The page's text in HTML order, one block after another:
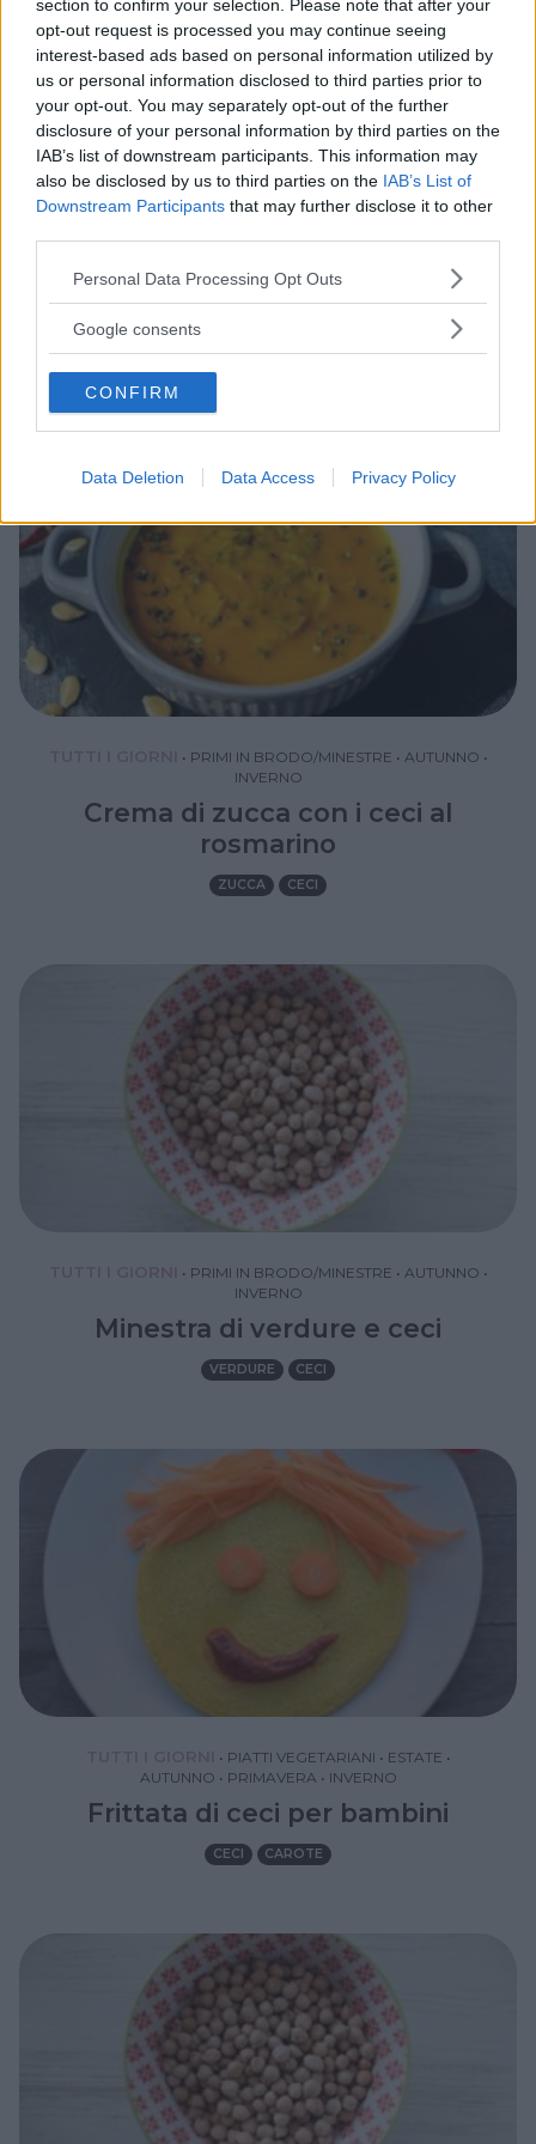
section to confirm your selection. Please note that after your
opt-out request is processed you may continue seeing
interest-based ads based on personal information utilized by
us or personal information disclosed to third parties prior to
your opt-out. You may separately opt-out of the further
disclosure of your personal information by third parties on the
IAB’s list of downstream participants. This information may
also be disclosed by us to third parties on the IAB’s List of
Downstream Participants that may further disclose it to other
Please note that this website/app uses one or more Google
not limited to your visit or usage behaviour. You may click to
use your data for below specified purposes in below Google
consent section.
Personal Data Processing Opt Outs
Google consents
CONFIRM
Data Deletion Data Access Privacy Policy
DIVERTIRSI CON I BAMBINI ANTIPASTI/STUZZICHINI
PRIMAVERA
Ceci croccanti
CECI
• PRIMI IN BRODO/MINESTRE • AUTUNNO •
INVERNO
Crema di zucca con i ceci al
rosmarino
ZUCCA CECI
• PRIMI IN BRODO/MINESTRE • AUTUNNO •
INVERNO
Minestra di verdure e ceci
VERDURE CECI
• PIATTI VEGETARIANI • ESTATE •
AUTUNNO • PRIMAVERA • INVERNO
Frittata di ceci per bambini
CECI CAROTE